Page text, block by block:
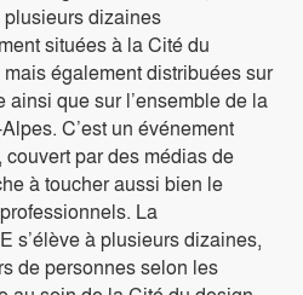
dizaines
situées à la Cité du
également distribuées sur
que sur l’ensemble de la
C’est un événement
par des médias de
à toucher aussi bien le
La
s’élève à plusieurs dizaines,
de personnes selon les